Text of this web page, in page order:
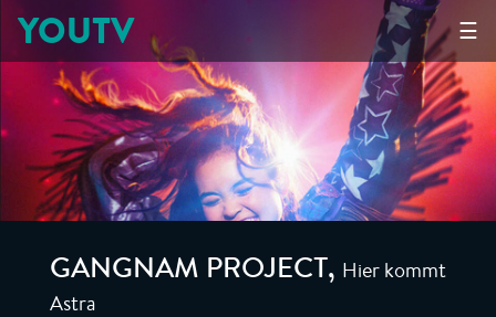
☰
YOUTV
GANGNAM PROJECT, Hier kommt
Astra